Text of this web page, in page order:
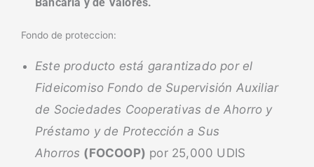
Fondo de proteccion:
Este producto está garantizado por el
Fideicomiso Fondo de Supervisión Auxiliar
de Sociedades Cooperativas de Ahorro y
Préstamo y de Protección a Sus
Ahorros (FOCOOP) por 25,000 UDIS